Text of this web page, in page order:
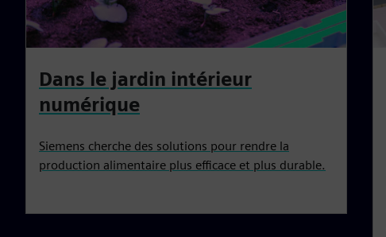
Dans le jardin intérieur
numérique
Siemens cherche des solutions pour rendre la
production alimentaire plus efficace et plus durable.